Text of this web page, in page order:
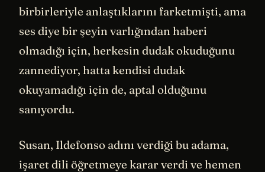
birbirleriyle anlaştıklarını farketmişti, ama
ses diye bir şeyin varlığından haberi
olmadığı için, herkesin dudak okuduğunu
zannediyor, hatta kendisi dudak
okuyamadığı için de, aptal olduğunu
sanıyordu.
Susan, Ildefonso adını verdiği bu adama,
işaret dili öğretmeye karar verdi ve hemen